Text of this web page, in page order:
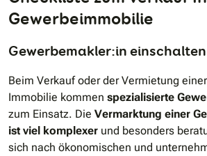
Gewerbeimmobilie
Gewerbemakler:in einschalten
Beim Verkauf oder der Vermietung
Immobilie kommen spezialisierte
zum Einsatz. Die Vermarktung einer
ist viel komplexer und besonders
sich nach ökonomischen und